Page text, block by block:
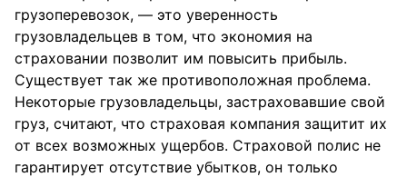
грузоперевозок, — это уверенность
грузовладельцев в том, что экономия на
страховании позволит им повысить прибыль.
Существует так же противоположная проблема.
Некоторые грузовладельцы, застраховавшие свой
груз, считают, что страховая компания защитит их
от всех возможных ущербов. Страховой полис не
гарантирует отсутствие убытков, он только